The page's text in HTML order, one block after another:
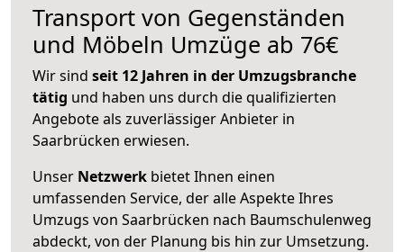
Transport von Gegenständen
und Möbeln Umzüge ab 76€
Wir sind seit 12 Jahren in der Umzugsbranche
tätig und haben uns durch die qualifizierten
Angebote als zuverlässiger Anbieter in
Saarbrücken erwiesen.
Unser Netzwerk bietet Ihnen einen
umfassenden Service, der alle Aspekte Ihres
Umzugs von Saarbrücken nach Baumschulenweg
abdeckt, von der Planung bis hin zur Umsetzung.